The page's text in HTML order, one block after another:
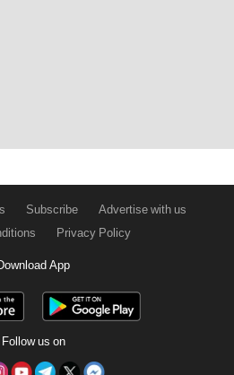
Subscribe
Advertise with us
Privacy Policy
App
Follow us on